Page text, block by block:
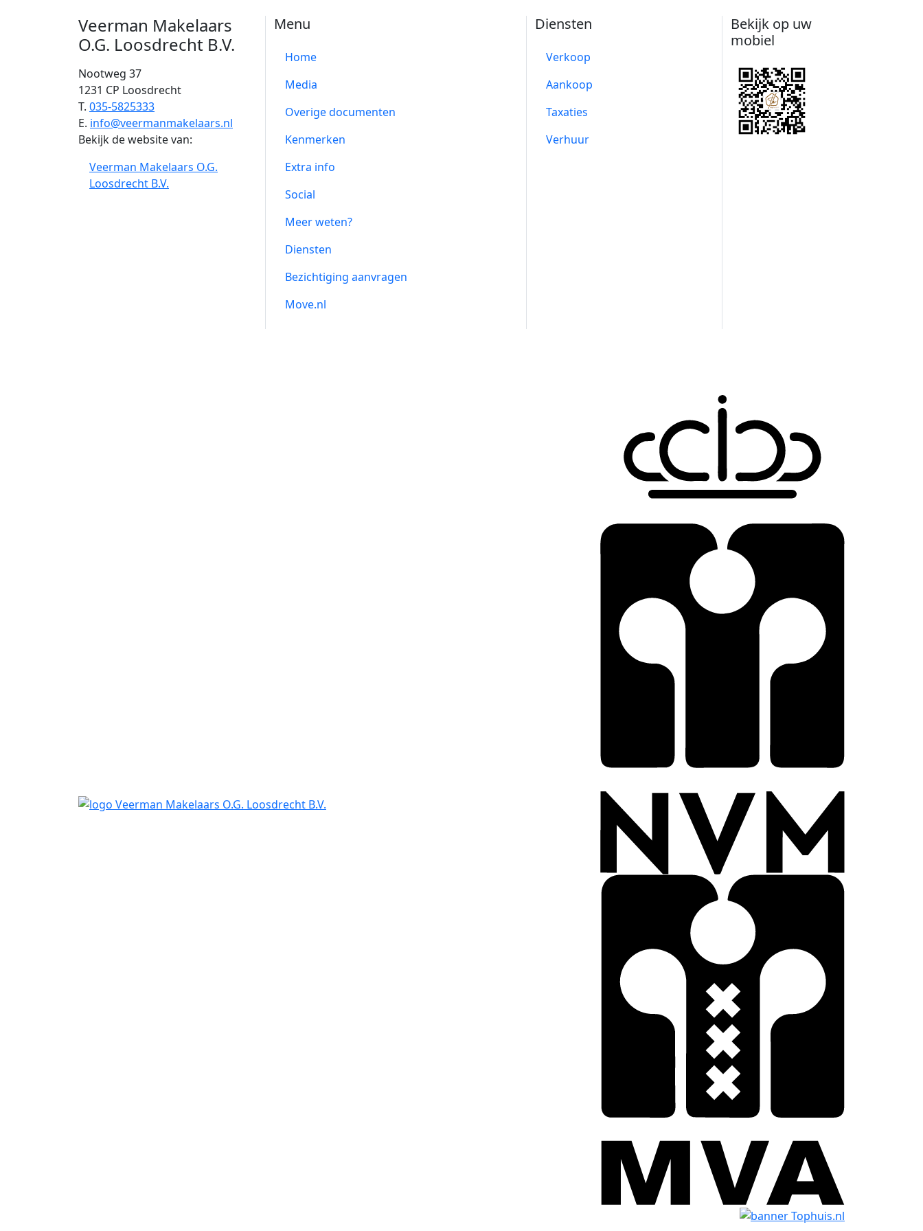
Veerman Makelaars
O.G. Loosdrecht B.V.
Nootweg 37
1231 CP Loosdrecht
T. 035-5825333
E. info@veermanmakelaars.nl
Bekijk de website van:
Veerman Makelaars O.G.
Loosdrecht B.V.
Menu
Home
Media
Overige documenten
Kenmerken
Extra info
Social
Meer weten?
Diensten
Bezichtiging aanvragen
Move.nl
Diensten
Verkoop
Aankoop
Taxaties
Verhuur
Bekijk op uw
mobiel